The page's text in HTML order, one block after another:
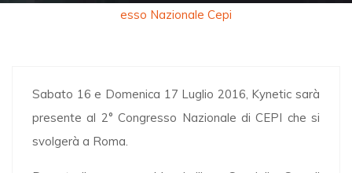
Esso Nazionale Cepi
Sabato 16 e Domenica 17 Luglio 2016, Kynetic sarà
presente al 2° Congresso Nazionale di CEPI che si
svolgerà a Roma.